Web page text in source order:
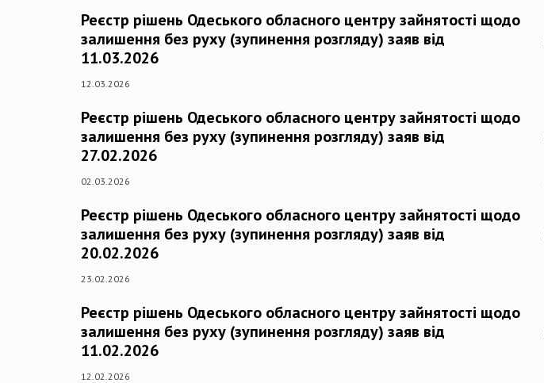
Реєстр рішень Одеського обласного центру зайнятості щодо
залишення без руху (зупинення розгляду) заяв від
11.03.2026
12.03.2026
Реєстр рішень Одеського обласного центру зайнятості щодо
залишення без руху (зупинення розгляду) заяв від
27.02.2026
02.03.2026
Реєстр рішень Одеського обласного центру зайнятості щодо
залишення без руху (зупинення розгляду) заяв від
20.02.2026
23.02.2026
Реєстр рішень Одеського обласного центру зайнятості щодо
залишення без руху (зупинення розгляду) заяв від
11.02.2026
12.02.2026